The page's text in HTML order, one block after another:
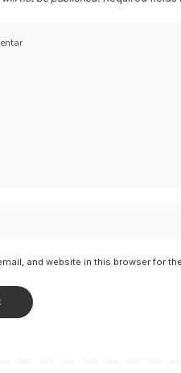
and website in this browser for